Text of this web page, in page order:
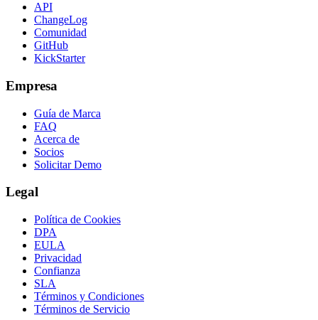
API
ChangeLog
Comunidad
GitHub
KickStarter
Empresa
Guía de Marca
FAQ
Acerca de
Socios
Solicitar Demo
Legal
Política de Cookies
DPA
EULA
Privacidad
Confianza
SLA
Términos y Condiciones
Términos de Servicio